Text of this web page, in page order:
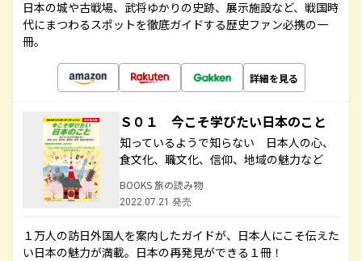
日本の城や古戦場、武将ゆかりの史跡、展示施設など、戦国時
代にまつわるスポットを徹底ガイドする歴史ファン必携の一
冊。
詳細を見る
Ｓ０１ 今こそ学びたい日本のこと
知っているようで知らない 日本人の心、
食文化、職文化、信仰、地域の魅力など
BOOKS 旅の読み物
2022.07.21 発売
１万人の訪日外国人を案内したガイドが、日本人にこそ伝えた
い日本の魅力が満載。日本の再発見ができる１冊！